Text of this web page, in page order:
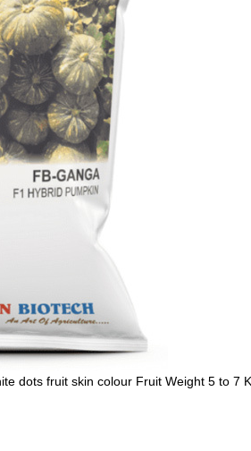
dots fruit skin colour Fruit Weight 5 to